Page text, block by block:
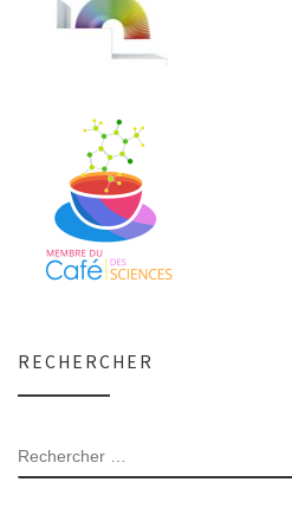
RECHERCHER
RECHERCHER